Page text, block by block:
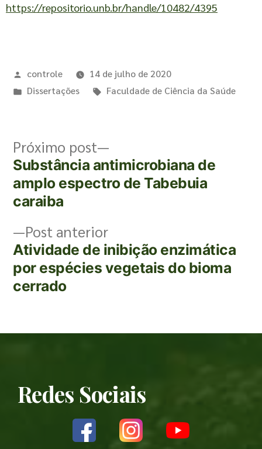
https://repositorio.unb.br/handle/10482/4395
controle
14 de julho de 2020
Dissertações
Faculdade de Ciência da Saúde
Post anterior
Atividade de inibição enzimática
por espécies vegetais do bioma
cerrado
Próximo post
Substância antimicrobiana de
amplo espectro de Tabebuia
caraiba
Redes Sociais